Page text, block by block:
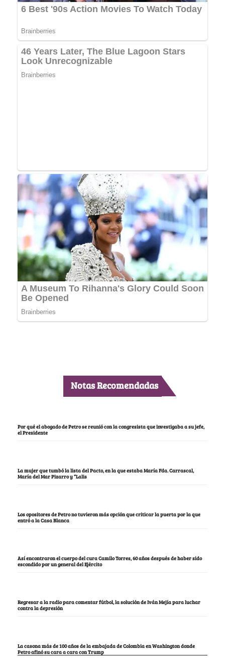
Notas Recomendadas
Por qué el abogado de Petro se reunió con la congresista que investigaba a su jefe,
el Presidente
La mujer que tumbó la lista del Pacto, en la que estaba María Fda. Carrascal,
María del Mar Pizarro y “Lalis
Los opositores de Petro no tuvieron más opción que criticar la puerta por la que
entró a la Casa Blanca
Así encontraron el cuerpo del cura Camilo Torres, 60 años después de haber sido
escondido por un general del Ejército
Regresar a la radio para comentar fútbol, la solución de Iván Mejía para luchar
contra la depresión
La casona más de 100 años de la embajada de Colombia en Washington donde
Petro afinó su cara a cara con Trump